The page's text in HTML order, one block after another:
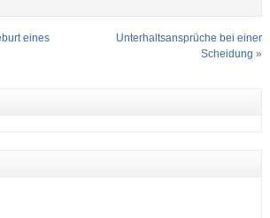
eines
Unterhaltsansprüche bei einer
Scheidung »